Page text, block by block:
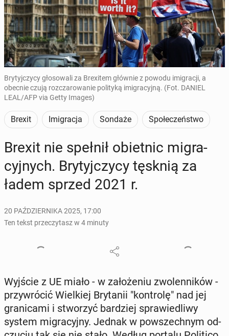
Brytyjczycy głosowali za Brexitem głównie z powodu imigracji, a
obecnie czują rozczarowanie polityką imigracyjną. (Fot. DANIEL
LEAL/AFP via Getty Images)
Brexit Imigracja Sondaże Społeczeństwo
Brexit nie spełnił obiet­nic mi­gra­
cyj­nych. Bry­tyj­czy­cy tęsknią za
ładem sprzed 2021 r.
20 PAŹDZIERNIKA 2025, 17:00
Ten tekst przeczytasz w 4 minuty
Wyjście z UE miało - w za­ło­że­niu zwo­len­ni­ków -
przy­wró­cić Wiel­kiej Bry­ta­nii "kon­tro­lę" nad jej
gra­ni­ca­mi i stwo­rzyć bar­dziej spra­wie­dli­wy
system mi­gra­cyj­ny. Jednak w po­wszech­nym od­